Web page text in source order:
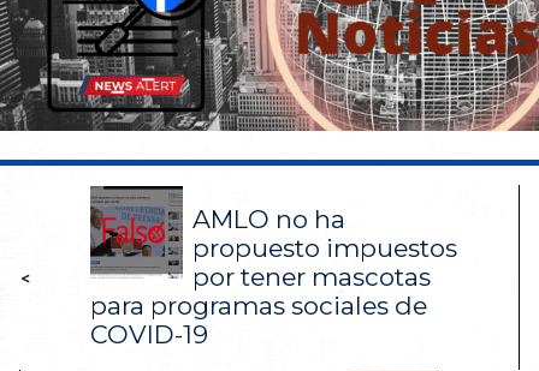
<
AMLO no ha
propuesto impuestos
por tener mascotas
para programas sociales de
COVID-19